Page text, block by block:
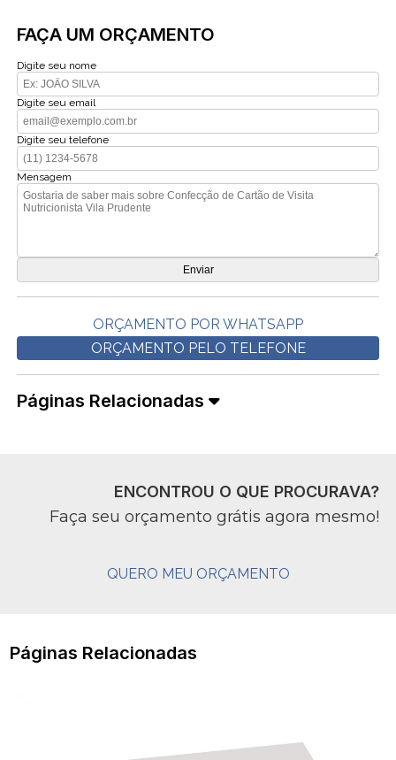
FAÇA UM ORÇAMENTO
Digite seu nome
Digite seu email
Digite seu telefone
Mensagem
ORÇAMENTO POR WHATSAPP
ORÇAMENTO PELO TELEFONE
Páginas Relacionadas
ENCONTROU O QUE PROCURAVA?
Faça seu orçamento grátis agora mesmo!
QUERO MEU ORÇAMENTO
Páginas Relacionadas